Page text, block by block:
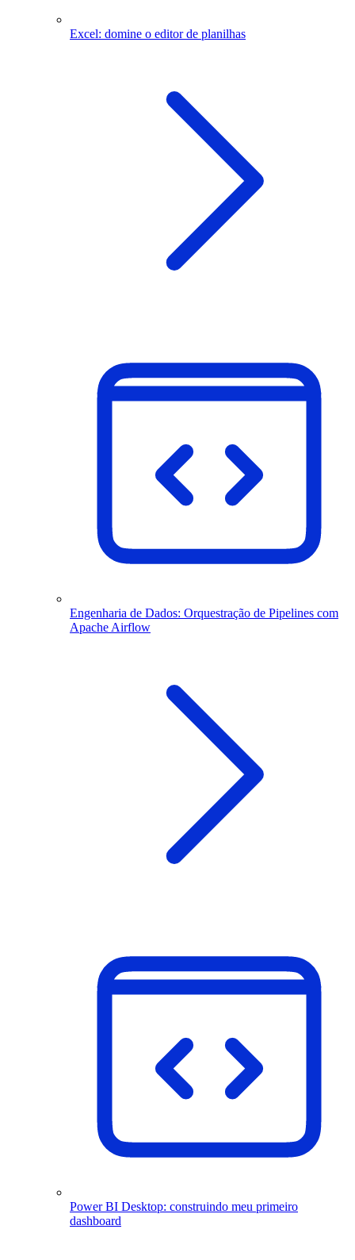
Excel: domine o editor de planilhas
Engenharia de Dados: Orquestração de Pipelines com
Apache Airflow
Power BI Desktop: construindo meu primeiro
dashboard